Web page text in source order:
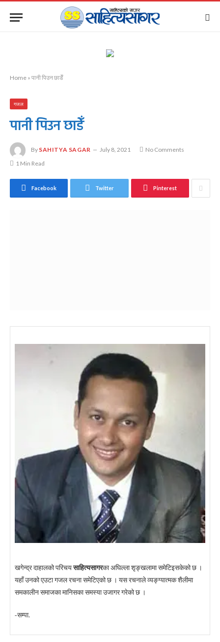
Home » पानी पिउन छाडेँ
गजल
पानी पिउन छाडेँ
By SAHITYA SAGAR July 8, 2021
No Comments
1 Min Read
Facebook Twitter Pinterest
खगेन्द्र दाहालको परिचयसाहित्यसागरका अघिल्ला शृङ्खलामा समेटिइसकेको छ ।
यहाँ उनको एउटा गजल रचना समेटिएको छ । यस रचनाले व्यङ्ग्यात्मक शैलीमा
समकालीन समाजका मानिसका समस्या उजागर गरेको छ ।
-सम्पा.